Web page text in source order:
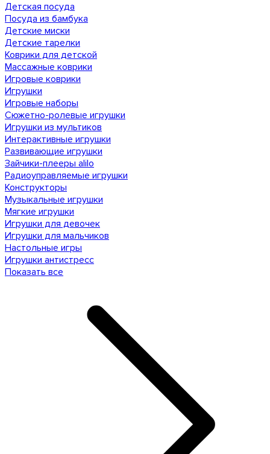
Детская посуда
Посуда из бамбука
Детские миски
Детские тарелки
Коврики для детской
Массажные коврики
Игровые коврики
Игрушки
Игровые наборы
Сюжетно-ролевые игрушки
Игрушки из мультиков
Интерактивные игрушки
Развивающие игрушки
Зайчики-плееры alilo
Радиоуправляемые игрушки
Конструкторы
Музыкальные игрушки
Мягкие игрушки
Игрушки для девочек
Игрушки для мальчиков
Настольные игры
Игрушки антистресс
Показать все